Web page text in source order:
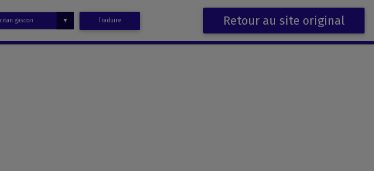
Traduire Retour au site original